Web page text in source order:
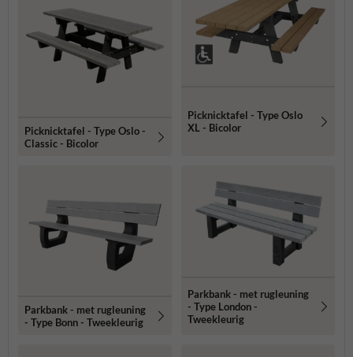
Picknicktafel - Type Oslo -
Classic - Bicolor
Picknicktafel - Type Oslo
XL - Bicolor
Parkbank - met rugleuning
- Type Bonn - Tweekleurig
Parkbank - met rugleuning
- Type London -
Tweekleurig